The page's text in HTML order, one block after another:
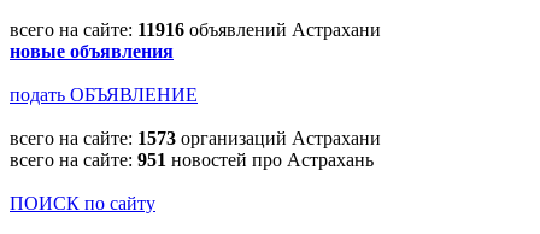
всего на сайте: 11916 объявлений Астрахани
новые объявления
подать ОБЪЯВЛЕНИЕ
всего на сайте: 1573 организаций Астрахани
всего на сайте: 951 новостей про Астрахань
ПОИСК по сайту